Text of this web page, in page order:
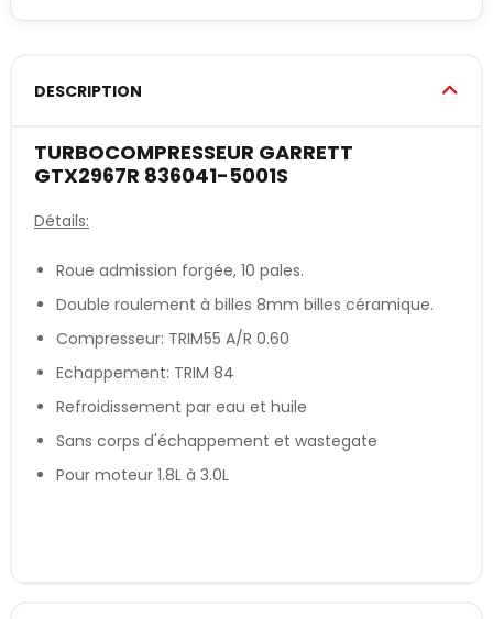
DESCRIPTION
TURBOCOMPRESSEUR GARRETT
GTX2967R 836041-5001S
Détails:
Roue admission forgée, 10 pales.
Double roulement à billes 8mm billes céramique.
Compresseur: TRIM55 A/R 0.60
Echappement: TRIM 84
Refroidissement par eau et huile
Sans corps d'échappement et wastegate
Pour moteur 1.8L à 3.0L